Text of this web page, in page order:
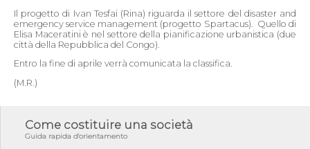
Il progetto di Ivan Tesfai (Rina) riguarda il settore del disaster and
emergency service management (progetto Spartacus). Quello di
Elisa Maceratini è nel settore della pianificazione urbanistica (due
città della Repubblica del Congo).
Entro la fine di aprile verrà comunicata la classifica.
(M.R.)
Come costituire una società
Guida rapida d'orientamento